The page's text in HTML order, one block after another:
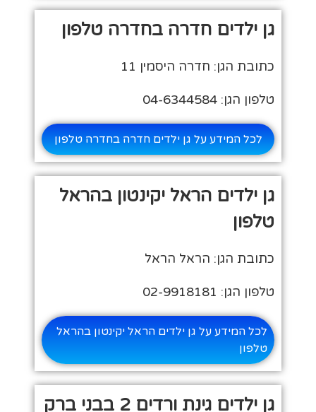
גן ילדים חדרה בחדרה טלפון
כתובת הגן: חדרה היסמין 11
טלפון הגן: 04-6344584
לכל המידע על גן ילדים חדרה בחדרה טלפון
גן ילדים הראל יקינטון בהראל
טלפון
כתובת הגן: הראל הראל
טלפון הגן: 02-9918181
לכל המידע על גן ילדים הראל יקינטון בהראל
טלפון
גן ילדים גינת ורדים 2 בבני ברק